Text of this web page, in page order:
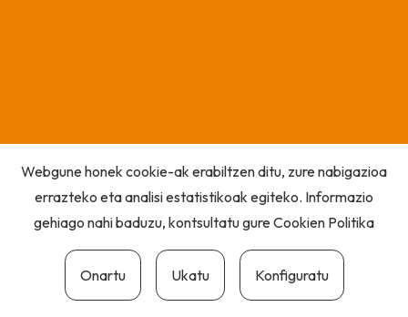
Webgune honek cookie-ak erabiltzen ditu, zure nabigazioa
errazteko eta analisi estatistikoak egiteko. Informazio
gehiago nahi baduzu, kontsultatu gureCookien Politika
Onartu Ukatu Konfiguratu